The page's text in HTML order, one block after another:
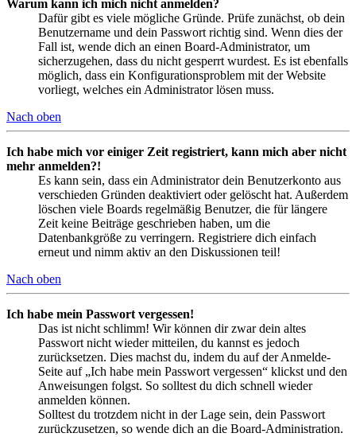
Warum kann ich mich nicht anmelden?
Dafür gibt es viele mögliche Gründe. Prüfe zunächst, ob dein
Benutzername und dein Passwort richtig sind. Wenn dies der
Fall ist, wende dich an einen Board-Administrator, um
sicherzugehen, dass du nicht gesperrt wurdest. Es ist ebenfalls
möglich, dass ein Konfigurationsproblem mit der Website
vorliegt, welches ein Administrator lösen muss.
Nach oben
Ich habe mich vor einiger Zeit registriert, kann mich aber nicht
mehr anmelden?!
Es kann sein, dass ein Administrator dein Benutzerkonto aus
verschieden Gründen deaktiviert oder gelöscht hat. Außerdem
löschen viele Boards regelmäßig Benutzer, die für längere
Zeit keine Beiträge geschrieben haben, um die
Datenbankgröße zu verringern. Registriere dich einfach
erneut und nimm aktiv an den Diskussionen teil!
Nach oben
Ich habe mein Passwort vergessen!
Das ist nicht schlimm! Wir können dir zwar dein altes
Passwort nicht wieder mitteilen, du kannst es jedoch
zurücksetzen. Dies machst du, indem du auf der Anmelde-
Seite auf „Ich habe mein Passwort vergessen“ klickst und den
Anweisungen folgst. So solltest du dich schnell wieder
anmelden können.
Solltest du trotzdem nicht in der Lage sein, dein Passwort
zurückzusetzen, so wende dich an die Board-Administration.